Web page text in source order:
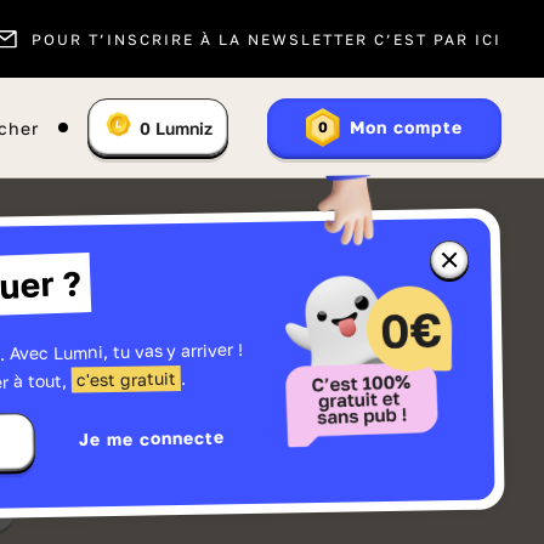
POUR T’INSCRIRE À LA NEWSLETTER C’EST PAR ICI
En
savoir
plus
les
Vous
:
0 Lumniz 0 Mon compte
Fermer
la
fenêtre
sur
Lumniz
?
Lumni, tu vas y arriver !
à tout, c'est gratuit .
Je me connecte